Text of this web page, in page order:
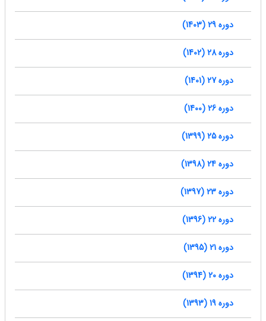
دوره 29 (1403)
دوره 28 (1402)
دوره 27 (1401)
دوره 26 (1400)
دوره 25 (1399)
دوره 24 (1398)
دوره 23 (1397)
دوره 22 (1396)
دوره 21 (1395)
دوره 20 (1394)
دوره 19 (1393)